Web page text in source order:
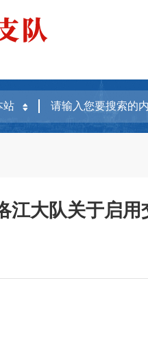
江大队关于启